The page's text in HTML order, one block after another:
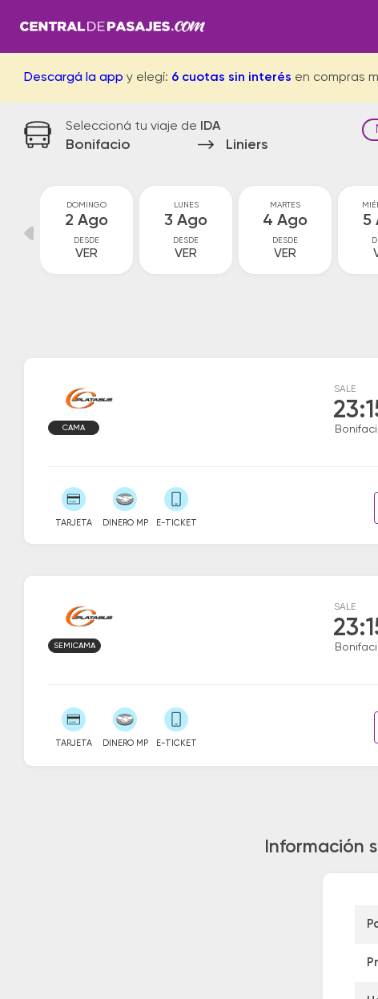
Descargá la app y elegí: 6 cuotas sin interés en compras
Seleccioná tu viaje de IDA
Bonifacio Liniers
DOMINGO
2 Ago
DESDE
VER
LUNES
3 Ago
DESDE
VER
MARTES
4 Ago
DESDE
VER
5
SALE
CAMA
TARJETA DINERO MP E-TICKET
SALE
SEMICAMA
TARJETA DINERO MP E-TICKET
Información